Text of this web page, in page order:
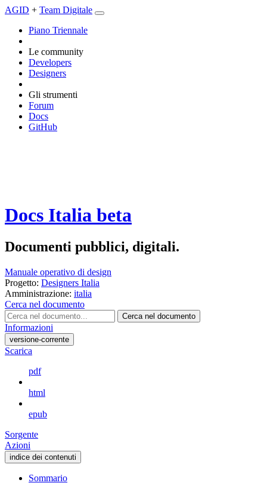
AGID + Team Digitale
Piano Triennale
Le community
Developers
Designers
Gli strumenti
Forum
Docs
GitHub
Docs Italia beta
Documenti pubblici, digitali.
Manuale operativo di design
Progetto: Designers Italia
Amministrazione: italia
Cerca nel documento
Cerca nel documento
Informazioni
versione-corrente
Scarica
pdf
html
epub
Sorgente
Azioni
indice dei contenuti
Sommario